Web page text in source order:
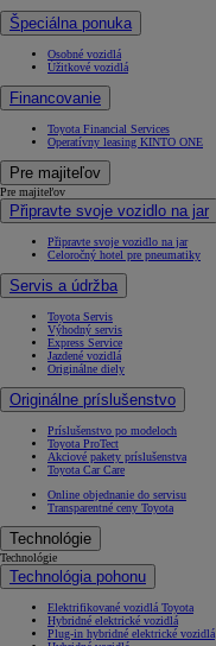
Špeciálna ponuka
Osobné vozidlá
Úžitkové vozidlá
Financovanie
Toyota Financial Services
Operatívny leasing KINTO ONE
Pre majiteľov
Pre majiteľov
Připravte svoje vozidlo na jar
Připravte svoje vozidlo na jar
Celoročný hotel pre pneumatiky
Servis a údržba
Toyota Servis
Výhodný servis
Express Service
Jazdené vozidlá
Originálne diely
Originálne príslušenstvo
Príslušenstvo po modeloch
Toyota ProTect
Akciové pakety príslušenstva
Toyota Car Care
Online objednanie do servisu
Transparentné ceny Toyota
Technológie
Technológie
Technológia pohonu
Elektrifikované vozidlá Toyota
Hybridné elektrické vozidlá
Plug-in hybridné elektrické vozidlá